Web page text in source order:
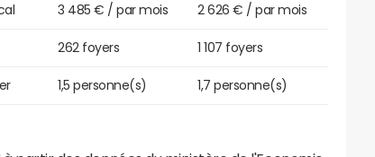
3 485 € / par mois 2 626 € / par mois
262 foyers 1 107 foyers
1,5 personne(s) 1,7 personne(s)